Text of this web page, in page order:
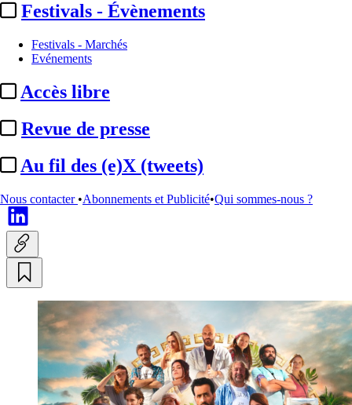
Festivals - Évènements
Festivals - Marchés
Evénements
Accès libre
Revue de presse
Au fil des (e)X (tweets)
Nous contacter •Abonnements et Publicité•Qui sommes-nous ?
myCanal :
tête du Top 10 des programmes
Cinéma Séries de l’année 2022
Translate
Actualité n° 272837|Publié le 19 déc. 2022 17:34| 174 mots